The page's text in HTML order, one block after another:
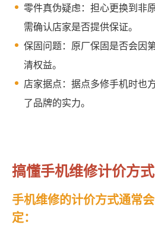
零件真伪疑虑：担心更换到非
需确认店家是否提供保证。
保固问题：原厂保固是否会因
清权益。
店家据点：据点多修手机时也
了品牌的实力。
搞懂手机维修计价方式
手机维修的计价方式通常
定：